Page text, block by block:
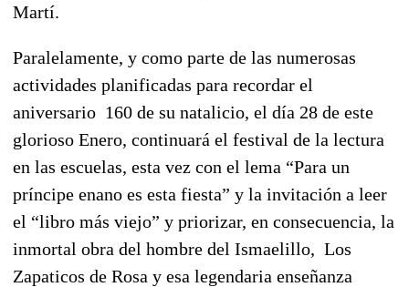
Martí.
Paralelamente, y como parte de las numerosas
actividades planificadas para recordar el
aniversario 160 de su natalicio, el día 28 de este
glorioso Enero, continuará el festival de la lectura
en las escuelas, esta vez con el lema “Para un
príncipe enano es esta fiesta” y la invitación a leer
el “libro más viejo” y priorizar, en consecuencia, la
inmortal obra del hombre del Ismaelillo, Los
Zapaticos de Rosa y esa legendaria enseñanza